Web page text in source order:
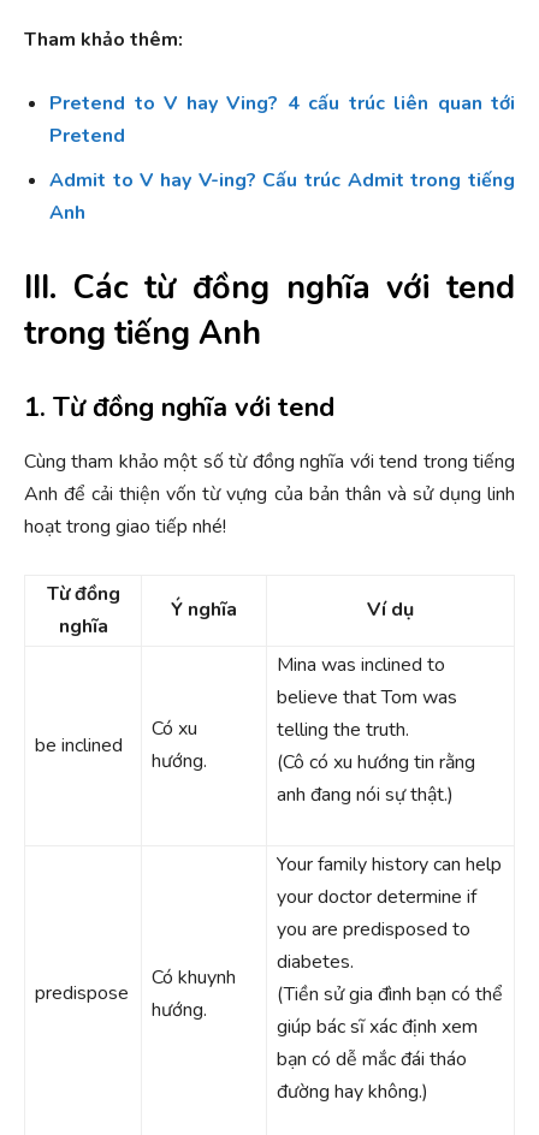
Tham khảo thêm:
Pretend to V hay Ving? 4 cấu trúc liên quan tới
Pretend
Admit to V hay V-ing? Cấu trúc Admit trong tiếng
Anh
III. Các từ đồng nghĩa với tend
trong tiếng Anh
1. Từ đồng nghĩa với tend
Cùng tham khảo một số từ đồng nghĩa với tend trong tiếng
Anh để cải thiện vốn từ vựng của bản thân và sử dụng linh
hoạt trong giao tiếp nhé!
Từ đồng
nghĩa
Ý nghĩa Ví dụ
be inclined
Có xu
hướng.
Mina was inclined to
believe that Tom was
telling the truth.
(Cô có xu hướng tin rằng
anh đang nói sự thật.)
predispose
Có khuynh
hướng.
Your family history can help
your doctor determine if
you are predisposed to
diabetes.
(Tiền sử gia đình bạn có thể
giúp bác sĩ xác định xem
bạn có dễ mắc đái tháo
đường hay không.)